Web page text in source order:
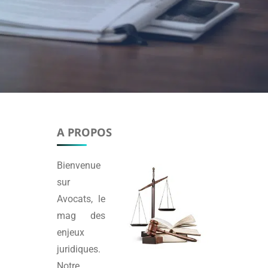
A PROPOS
Bienvenue
sur
Avocats, le
mag des
enjeux
juridiques.
Notre